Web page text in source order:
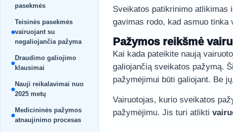
pasekmės
Teisinės pasekmės
vairuojant su
negaliojančia pažyma
Draudimo galiojimo
klausimai
Nauji reikalavimai nuo
2025 metų
Medicininės pažymos
atnaujinimo procesas
Sveikatos patikrinimo atlikimas
gavimas rodo, kad asmuo tinka
Pažymos reikšmė
Kai kada pateikite naują
galiojančią sveikatos pažymą.
pažymėjimui būti galiojant. Be
Vairuotojas, kurio sveikatos
pažymėjimu. Jis turi atlikti